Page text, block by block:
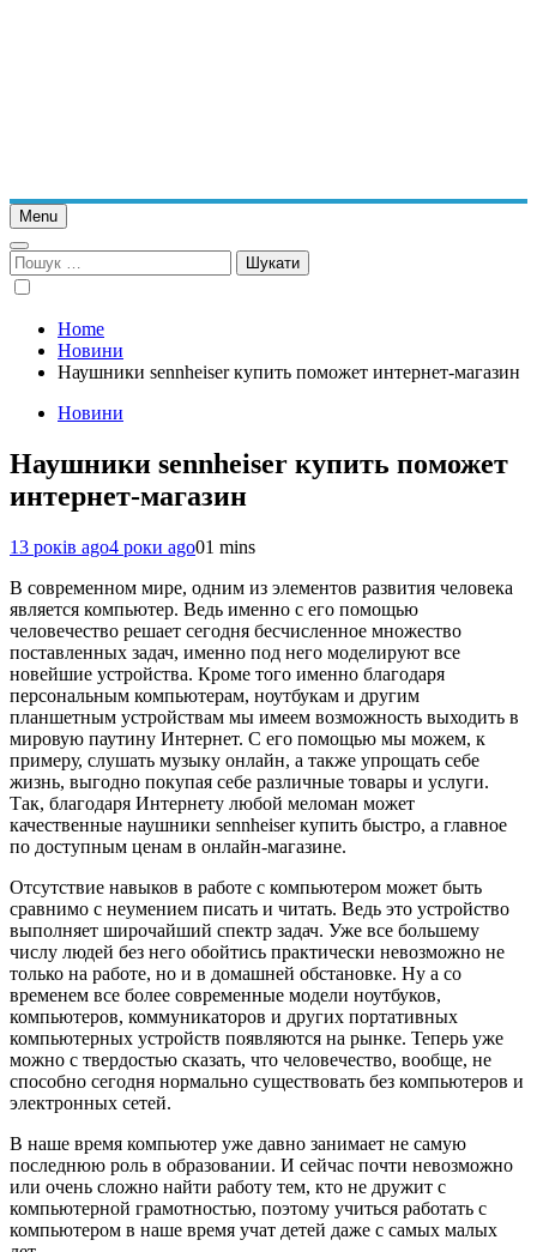
Menu
Пошук:
Home
Новини
Наушники sennheiser купить поможет интернет-магазин
Новини
Наушники sennheiser купить поможет
интернет-магазин
13 років ago4 роки ago01 mins
В современном мире, одним из элементов развития человека
является компьютер. Ведь именно с его помощью
человечество решает сегодня бесчисленное множество
поставленных задач, именно под него моделируют все
новейшие устройства. Кроме того именно благодаря
персональным компьютерам, ноутбукам и другим
планшетным устройствам мы имеем возможность выходить в
мировую паутину Интернет. С его помощью мы можем, к
примеру, слушать музыку онлайн, а также упрощать себе
жизнь, выгодно покупая себе различные товары и услуги.
Так, благодаря Интернету любой меломан может
качественные наушники sennheiser купить быстро, а главное
по доступным ценам в онлайн-магазине.
Отсутствие навыков в работе с компьютером может быть
сравнимо с неумением писать и читать. Ведь это устройство
выполняет широчайший спектр задач. Уже все большему
числу людей без него обойтись практически невозможно не
только на работе, но и в домашней обстановке. Ну а со
временем все более современные модели ноутбуков,
компьютеров, коммуникаторов и других портативных
компьютерных устройств появляются на рынке. Теперь уже
можно с твердостью сказать, что человечество, вообще, не
способно сегодня нормально существовать без компьютеров и
электронных сетей.
В наше время компьютер уже давно занимает не самую
последнюю роль в образовании. И сейчас почти невозможно
или очень сложно найти работу тем, кто не дружит с
компьютерной грамотностью, поэтому учиться работать с
компьютером в наше время учат детей даже с самых малых